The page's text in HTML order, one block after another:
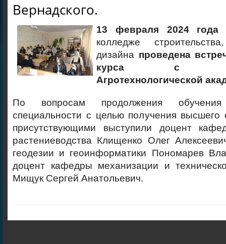
Вернадского.
13 февраля 2024
колледже
дизайна проведена
курса с
Агротехнологической
По вопросам продолжения
специальности с целью получения высшего
присутствующими выступили доцент
растениеводства Клищенко Олег
геодезии и геоинформатики Пономарев
доцент кафедры механизации и
Мищук Сергей Анатольевич.